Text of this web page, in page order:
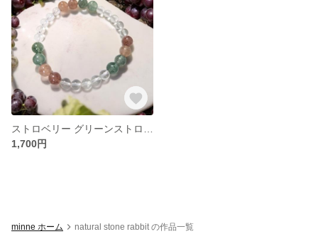
1,700円
minne ホーム natural stone rabbit の作品一覧